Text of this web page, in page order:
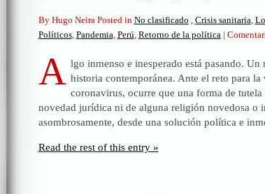
By Hugo Neira Posted in No clasificado Crisis sanitaria
Políticos, Pandemia Perú Retorno de la política |
A lgo inmenso e inesperado está pasando.
historia contemporánea. Ante el reto para
coronavirus, ocurre que una forma de
novedad jurídica ni de alguna religión novedosa o
asombrosamente, desde una solución política e
Read the rest of this entry »